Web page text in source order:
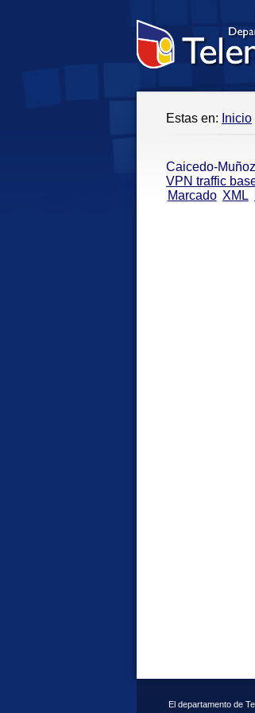
Estas en: Inicio
Caicedo-
VPN traffic
Marcado XML
El departamento de